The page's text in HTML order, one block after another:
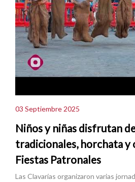
03 Septiembre 2025
Niños y niñas disfrutan
tradicionales, horchata y
Fiestas Patronales
Las Clavarías organizaron varias